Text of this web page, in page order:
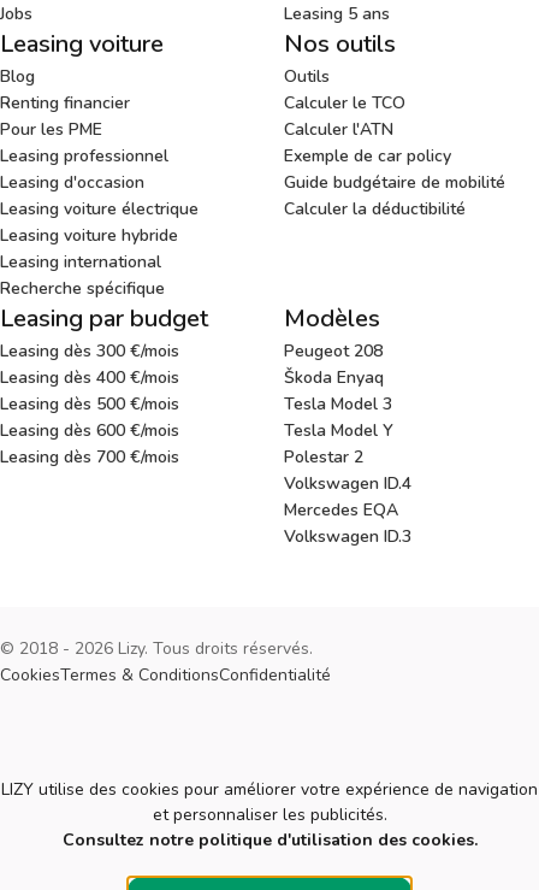
Jobs
Leasing 5 ans
Leasing voiture
Blog
Renting financier
Pour les PME
Leasing professionnel
Leasing d'occasion
Leasing voiture électrique
Leasing voiture hybride
Leasing international
Recherche spécifique
Nos outils
Outils
Calculer le TCO
Calculer l'ATN
Exemple de car policy
Guide budgétaire de mobilité
Calculer la déductibilité
Leasing par budget
Leasing dès 300 €/mois
Leasing dès 400 €/mois
Leasing dès 500 €/mois
Leasing dès 600 €/mois
Leasing dès 700 €/mois
Modèles
Peugeot 208
Škoda Enyaq
Tesla Model 3
Tesla Model Y
Polestar 2
Volkswagen ID.4
Mercedes EQA
Volkswagen ID.3
© 2018 - 2026 Lizy. Tous droits réservés.
CookiesTermes & ConditionsConfidentialité
Cookies
LIZY utilise des cookies pour améliorer votre expérience de navigation
et personnaliser les publicités.
Consultez notre politique d'utilisation des cookies.